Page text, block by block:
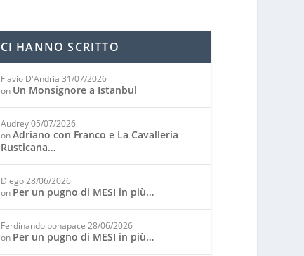
CI HANNO SCRITTO
Flavio D'Andria 31/07/2026
on Un Monsignore a Istanbul
Audrey 05/07/2026
onAdriano con Franco e La Cavalleria
Rusticana…
Diego 28/06/2026
on Per un pugno di MESI in più…
Ferdinando bonapace 28/06/2026
on Per un pugno di MESI in più…